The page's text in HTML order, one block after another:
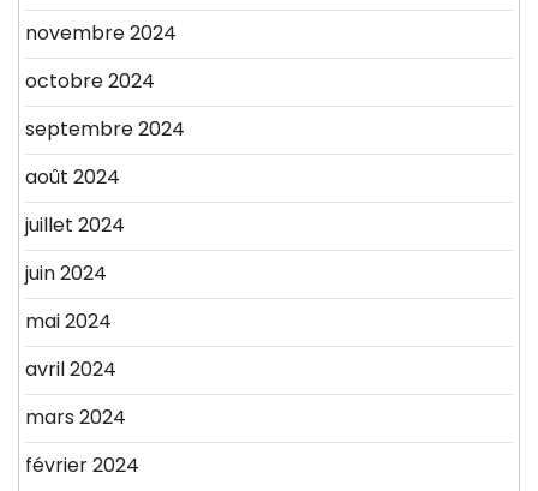
novembre 2024
octobre 2024
septembre 2024
août 2024
juillet 2024
juin 2024
mai 2024
avril 2024
mars 2024
février 2024